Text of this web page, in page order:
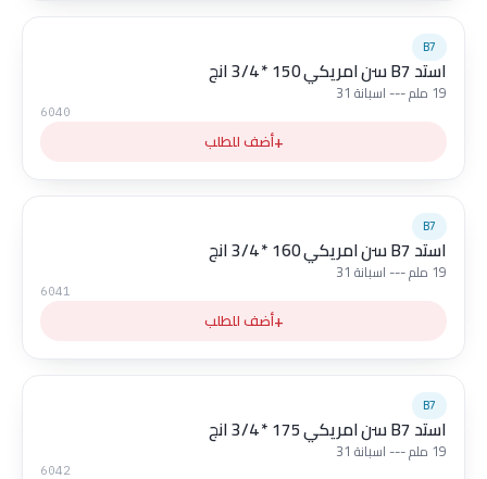
B7
استد B7 سن امريكي 150 * 3/4 انج
19 ملم --- اسبانة 31
6040
+أضف للطلب
B7
استد B7 سن امريكي 160 * 3/4 انج
19 ملم --- اسبانة 31
6041
+أضف للطلب
B7
استد B7 سن امريكي 175 * 3/4 انج
19 ملم --- اسبانة 31
6042